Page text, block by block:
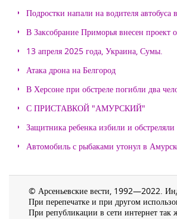
Подростки напали на водителя автобуса
В Заксобрание Приморья внесен проект
13 апреля 2025 года, Украина, Сумы.
Атака дрона на Белгород
В Херсоне при обстреле погибли два
С ПРИСТАВКОЙ "АМУРСКИЙ"
Защитника ребенка избили и
Автомобиль с рыбаками утонул в
© Арсеньевские вести, 1992—2022.
При перепечатке и при другом
При републикации в сети интернет так